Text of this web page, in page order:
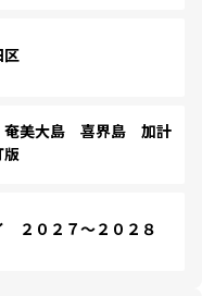
美大島 喜界島 加計
０２７～２０２８